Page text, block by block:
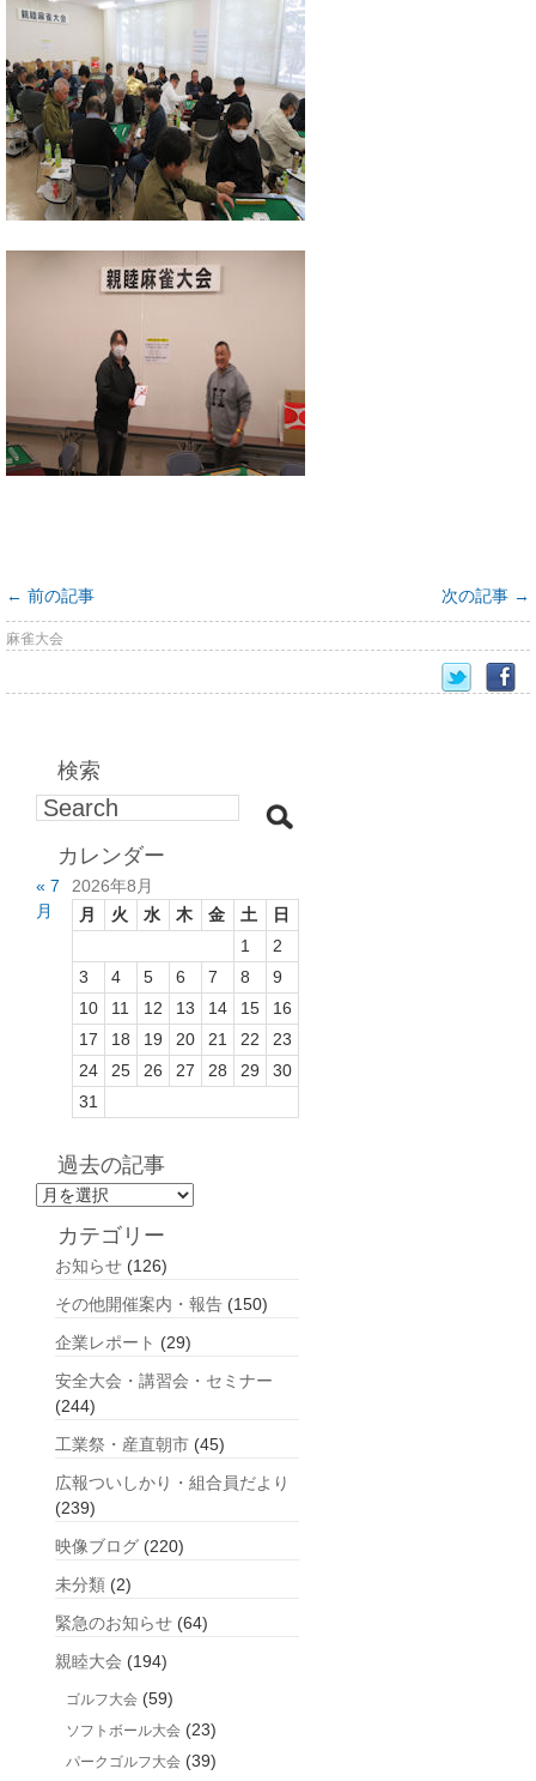
← 前の記事 次の記事 →
麻雀大会
検索
カレンダー
2026年8月
月
火 水 木 金 土
日
1
2
3
4 5 6 7 8
9
10
11 12 13 14 15
16
17
18 19 20 21 22
23
24
25 26 27 28 29
30
31
« 7
月
過去の記事
過
カテゴリー
お知らせ (126)
その他開催案内・報告 (150)
企業レポート (29)
安全大会・講習会・セミナー
(244)
工業祭・産直朝市 (45)
広報ついしかり・組合員だより
(239)
映像ブログ (220)
未分類 (2)
緊急のお知らせ (64)
親睦大会 (194)
ゴルフ大会 (59)
ソフトボール大会 (23)
パークゴルフ大会 (39)